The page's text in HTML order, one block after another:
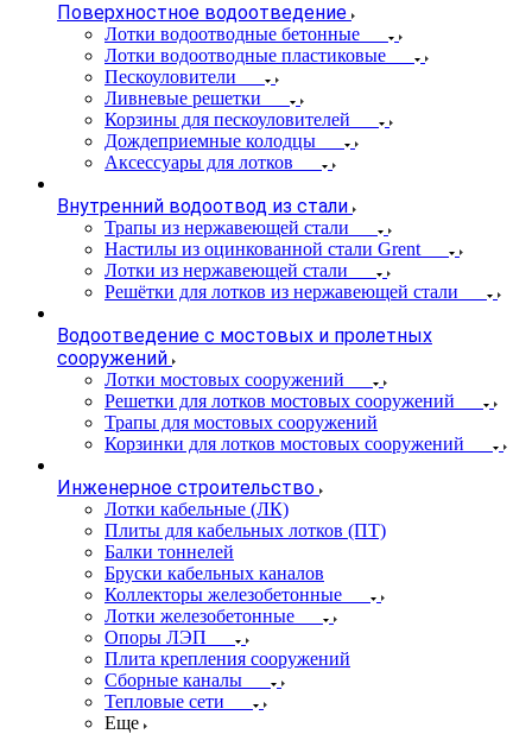
Поверхностное водоотведение
Лотки водоотводные бетонные
Лотки водоотводные пластиковые
Пескоуловители
Ливневые решетки
Корзины для пескоуловителей
Дождеприемные колодцы
Аксессуары для лотков
Внутренний водоотвод из стали
Трапы из нержавеющей стали
Настилы из оцинкованной стали Grent
Лотки из нержавеющей стали
Решётки для лотков из нержавеющей стали
Водоотведение с мостовых и пролетных
сооружений
Лотки мостовых сооружений
Решетки для лотков мостовых сооружений
Трапы для мостовых сооружений
Корзинки для лотков мостовых сооружений
Инженерное строительство
Лотки кабельные (ЛК)
Плиты для кабельных лотков (ПТ)
Балки тоннелей
Бруски кабельных каналов
Коллекторы железобетонные
Лотки железобетонные
Опоры ЛЭП
Плита крепления сооружений
Сборные каналы
Тепловые сети
Еще